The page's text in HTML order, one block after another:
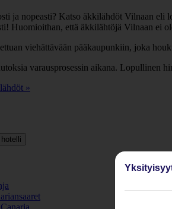
ja nopeasti? Katso äkkilähdöt Vilnaan
Huomioithan, että äkkilähtöjä Vilnaan ei
viehättävään pääkaupunkiin, joka
varausprosessin aikana. Lopullinen
»